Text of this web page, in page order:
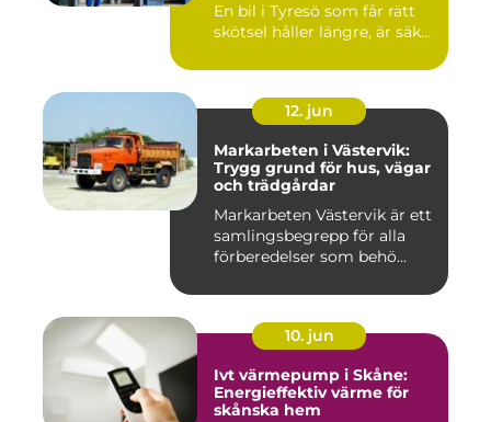
En bil i Tyresö som får rätt
skötsel håller längre, är säk...
12. jun
Markarbeten i Västervik:
Trygg grund för hus, vägar
och trädgårdar
Markarbeten Västervik är ett
samlingsbegrepp för alla
förberedelser som behö...
10. jun
Ivt värmepump i Skåne:
Energieffektiv värme för
skånska hem